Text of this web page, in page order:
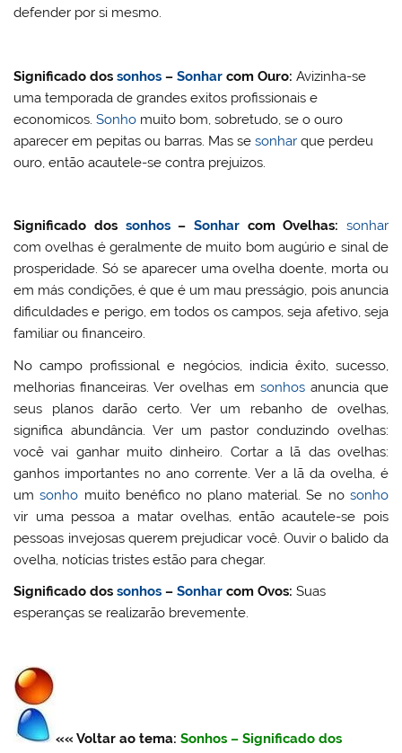
defender por si mesmo.
Significado dossonhos – Sonhar comOuro:Avizinha-se
uma temporada de grandes exitos profissionais e
economicos.Sonho muito bom, sobretudo, se o ouro
aparecer em pepitas ou barras. Mas sesonhar que perdeu
ouro, então acautele-se contra prejuizos.
Significado dos sonhos– Sonharcom Ovelhas: sonhar
com ovelhas é geralmente de muito bom augúrio e sinal de
prosperidade. Só se aparecer uma ovelha doente, morta ou
em más condições, é que é um mau presságio, pois anuncia
dificuldades e perigo, em todos os campos, seja afetivo, seja
familiar ou financeiro.
No campo profissional e negócios, indicia êxito, sucesso,
melhorias financeiras. Ver ovelhas em sonhosanuncia que
seus planos darão certo. Ver um rebanho de ovelhas,
significa abundância. Ver um pastor conduzindo ovelhas:
você vai ganhar muito dinheiro. Cortar a lã das ovelhas:
ganhos importantes no ano corrente. Ver a lã da ovelha, é
umsonho muito benéfico no plano material. Se no sonho
vir uma pessoa a matar ovelhas, então acautele-se pois
pessoas invejosas querem prejudicar você. Ouvir o balido da
ovelha, notícias tristes estão para chegar.
Significado dossonhos –Sonhar com Ovos:Suas
esperanças se realizarão brevemente.
«« Voltar ao tema:Sonhos – Significado dos